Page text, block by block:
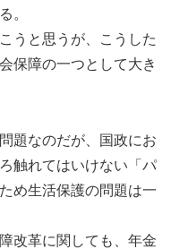
。
うと思うが、こうした
保障の一つとして大き
題なのだが、国政にお
触れてはいけない「パ
め生活保護の問題は一
改革に関しても、年金